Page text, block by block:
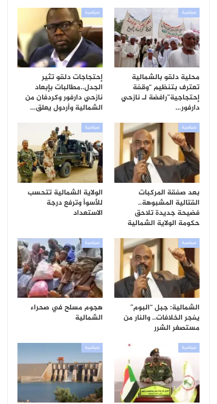
سياسية
محلية دلقو بالشمالية
تعترف بتنظيم “وقفة
إحتجاجية”رافضة لـ نازحي
دارفور…
سياسية
إحتجاجات دلقو تثير
الجدل..مطالبات بإبعاد
نازحي دارفور وكردفان من
الشمالية وأردول يعلق…
سياسية
بعد صفقة المركبات
القتالية المشبوهة..
فضيحة جديدة تلاحق
حكومة الولاية الشمالية
سياسية
الولاية الشمالية تتحسب
للأسوأ وترفع درجة
الاستعداد
سياسية
الشمالية: جبل “البوم”
يفجر الخلافات.. والنار من
مستصغر الشرر
سياسية
هجوم مسلح في صحراء
الشمالية
سياسية سياسية